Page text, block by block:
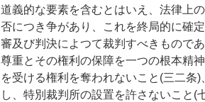
道義的な要素を含むとはいえ、法律上
否につき争があり、これを終局的に確
審及び判決によつて裁判すべきもので
尊重とその権利の保障を一つの根本精
を受ける権利を奪われないこと(三二条
し、特別裁判所の設置を許さないこと(